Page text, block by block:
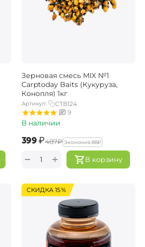
Зерновая смесь MIX №1
Carptoday Baits (Кукуруза,
Конопля) 1кг
Артикул:
CTB124
9
В наличии
‍399‍₽‍487‍₽ Экономия:‍88‍₽
В корзину
+
−
СКИДКА 15%